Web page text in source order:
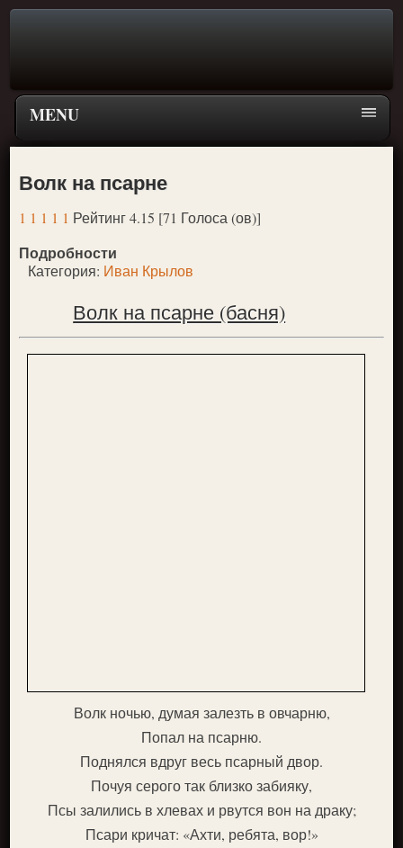
MENU
Главная страница
Поиск
ПЕРЕЙТИ К ГЛАВНОМУ МЕНЮ СКАЗОК
Новое
Волк на псарне
1 1 1 1 1 Рейтинг 4.15 [71 Голоса (ов)]
Подробности
Категория: Иван Крылов
Волк на псарне (басня)
Волк ночью, думая залезть в овчарню,
Попал на псарню.
Поднялся вдруг весь псарный двор.
Почуя серого так близко забияку,
Псы залились в хлевах и рвутся вон на драку;
Псари кричат: «Ахти, ребята, вор!»